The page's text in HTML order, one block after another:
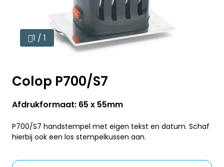
1 / 1
Colop P700/S7
Afdrukformaat: 65 x 55mm
P700/S7 handstempel met eigen tekst en datum. Schaf
hierbij ook een los stempelkussen aan.